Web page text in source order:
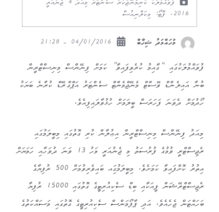
ފުވައްމުލަކު ކުނިމެނޭޖުކުރާ ސެންޓަރު މިއަދު 4 ޖެނުއަރީ
2016. ފޮޓޯ: މިކަލްނިއުސް
މުހައްމަދު ޝިހާބް
ފުވައްމުލަކުގައި “ގާއިމު ކުރެވިފައިވާ” ކަމަށް ފިނޭންސް މިނިސްޓްރީން
ބުނާ އައިލެންޑް ވޭސްޓް މެނޭޖްމެންޓް ސެންޓަރު އަޕްގްރޭޑް ކުރާނެ ބަޔަކު
ހޯދުމަށް ދެވަނަ ފަހަރަސް ބީލަމަށް ހުޅުވާލައިފިއެވެ.
މިއަދު ފިނޭންސް މިނިސްޓްރީން އިޢުލާން ކުރި ގޮތުގައި މިބީލަމުގައި
ރެޖިސްޓްރީ ވުމުގެ ފުރުސަތު މި ޖެނުއަރީ މަހު 13 ވަނަ ދުވަހާއި ހަމަޔަށް
އިތުރު ކޮށްފައިވާ ކަމަށެވެ. މިބީލަމުގަިއ ބައިވެރިވުމަށް 500 ރުފިޔާގެ
ރެޖިސްޓްރޭޝަން ފީއަކާއި ބިޑް ސެކިއުރިޓީގެ ގޮތުގައި 15000 ރުފިޔާ
ބަހައްޓަން ޖެހެއެވެ. އަދި ޕާފޯމަންސް ސެކިއުރިޓީގެ ގޮތުގައި މަސައްކަތުގެ